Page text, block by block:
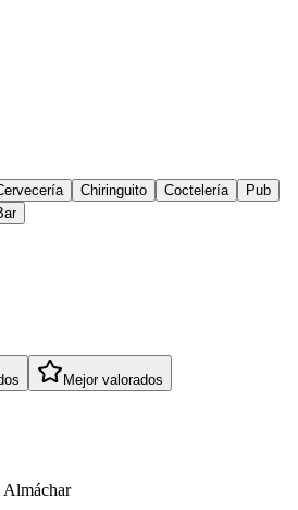
Chiringuito Coctelería
Pub
Mejor valorados
Almáchar